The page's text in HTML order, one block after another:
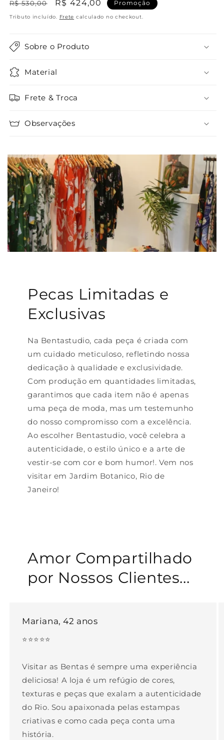
Preço
normal
R$ 530,00
Preço
promocional
R$ 424,00 Promoção
Tributo incluído. Frete calculado no checkout.
Sobre o Produto
Material
Frete & Troca
Observações
Pecas Limitadas e
Exclusivas
Na Bentastudio, cada peça é criada com
um cuidado meticuloso, refletindo nossa
dedicação à qualidade e exclusividade.
Com produção em quantidades limitadas,
garantimos que cada item não é apenas
uma peça de moda, mas um testemunho
do nosso compromisso com a excelência.
Ao escolher Bentastudio, você celebra a
autenticidade, o estilo único e a arte de
vestir-se com cor e bom humor!. Vem nos
visitar em Jardim Botanico, Rio de
Janeiro!
Amor Compartilhado
por Nossos Clientes...
Mariana, 42 anos
⭐⭐⭐⭐⭐
Visitar as Bentas é sempre uma experiência
deliciosa! A loja é um refúgio de cores,
texturas e peças que exalam a autenticidade
do Rio. Sou apaixonada pelas estampas
criativas e como cada peça conta uma
história.